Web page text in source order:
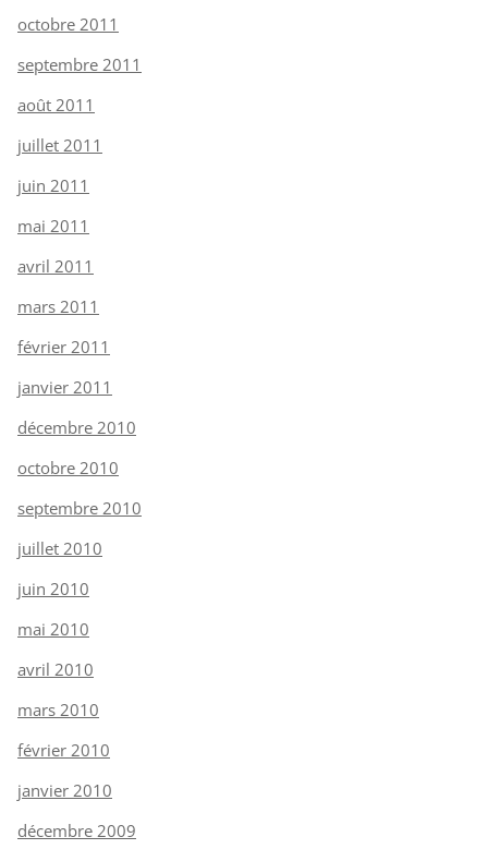
octobre 2011
septembre 2011
août 2011
juillet 2011
juin 2011
mai 2011
avril 2011
mars 2011
février 2011
janvier 2011
décembre 2010
octobre 2010
septembre 2010
juillet 2010
juin 2010
mai 2010
avril 2010
mars 2010
février 2010
janvier 2010
décembre 2009